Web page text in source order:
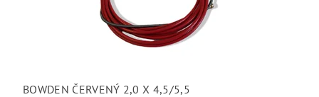
BOWDEN ČERVENÝ 2,0 X 4,5/5,5